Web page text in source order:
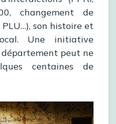
changement de
son histoire et
Une initiative
peut ne
centaines de